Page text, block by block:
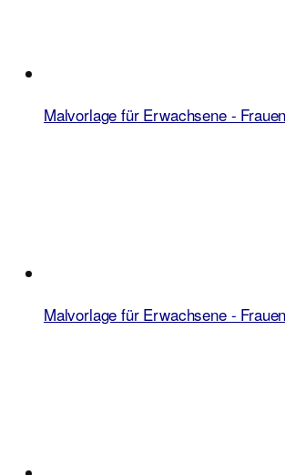
Malvorlage für Erwachsene - Frauen
Malvorlage für Erwachsene - Frauen